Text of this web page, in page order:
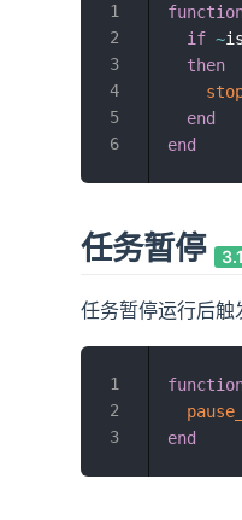
if ~
then
end
end
任务暂停 3.1
任务暂停运行后触
end